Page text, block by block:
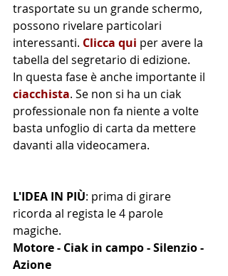
trasportate su un grande schermo,
possono rivelare particolari
interessanti. Clicca qui per avere la
tabella del segretario di edizione.
In questa fase è anche importante il
ciacchista. Se non si ha un ciak
professionale non fa niente a volte
basta unfoglio di carta da mettere
davanti alla videocamera.
L'IDEA IN PIÙ: prima di girare
ricorda al regista le 4 parole
magiche.
Motore - Ciak in campo - Silenzio -
Azione